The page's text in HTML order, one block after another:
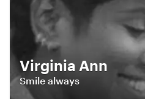
Virginia Ann
Smile always